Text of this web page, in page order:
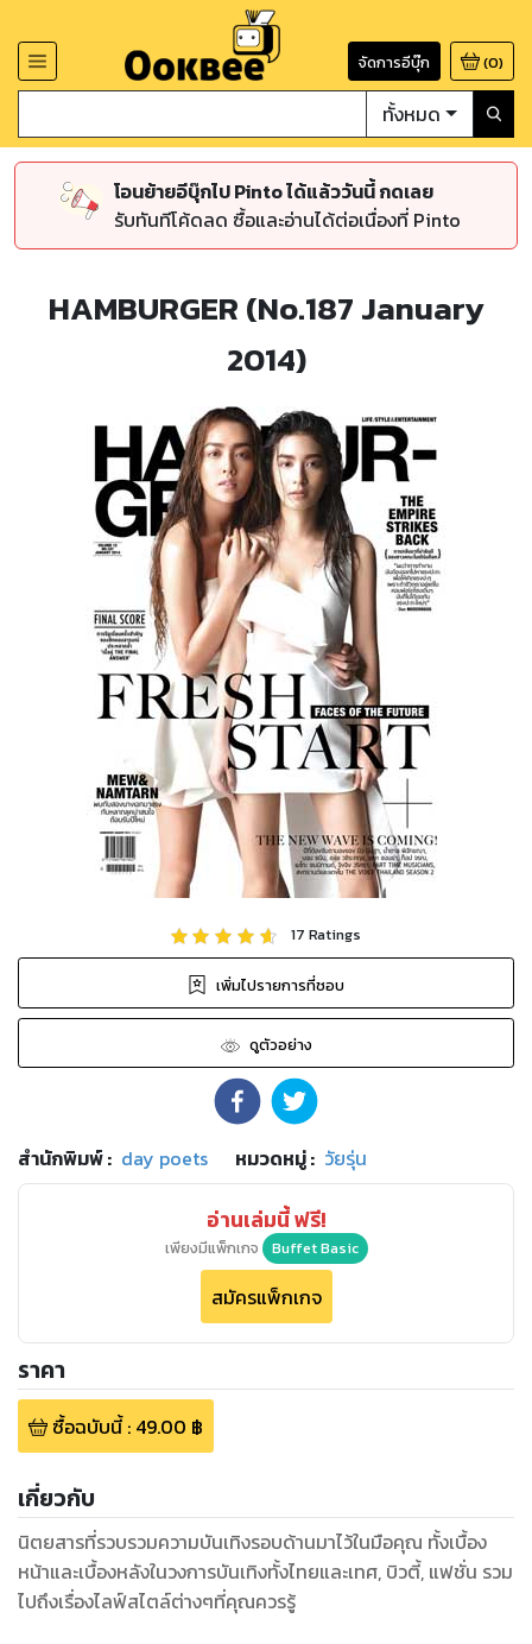
จัดการอีบุ๊ก (0)
ทั้งหมด
โอนย้ายอีบุ๊กไป Pinto ได้แล้ววันนี้ กดเลย
รับทันทีโค้ดลด ซื้อและอ่านได้ต่อเนื่องที่ Pinto
HAMBURGER (No.187 January
2014)
17 Ratings
เพิ่มไปรายการที่ชอบ
ดูตัวอย่าง
สำนักพิมพ์: day poets หมวดหมู่: วัยรุ่น
อ่านเล่มนี้ ฟรี!
เพียงมีแพ็กเกจ Buffet Basic
สมัครแพ็กเกจ
ราคา
ซื้อฉบับนี้: 49.00 ฿
เกี่ยวกับ
นิตยสารที่รวบรวมความบันเทิงรอบด้านมาไว้ในมือคุณ ทั้งเบื้อง
หน้าและเบื้องหลังในวงการบันเทิงทั้งไทยและเทศ, บิวตี้, แฟชั่น รวม
ไปถึงเรื่องไลฟ์สไตล์ต่างๆที่คุณควรรู้